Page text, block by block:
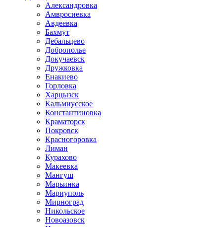
Александровка
Амвросиевка
Авдеевка
Бахмут
Дебальцево
Доброполье
Докучаевск
Дружковка
Енакиево
Горловка
Харцызск
Кальмиусское
Константиновка
Краматорск
Покровск
Красногоровка
Лиман
Курахово
Макеевка
Мангуш
Марьинка
Мариуполь
Мирноград
Никольское
Новоазовск